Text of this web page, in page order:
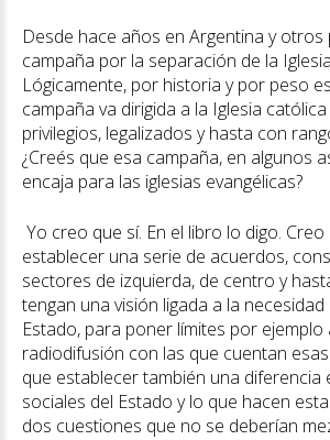
Desde hace años en Argentina y otros
campaña por la separación de la
Lógicamente, por historia y por peso
campaña va dirigida a la Iglesia
privilegios, legalizados y hasta con
¿Creés que esa campaña, en algunos
encaja para las iglesias evangélicas?
Yo creo que sí. En el libro lo digo.
establecer una serie de acuerdos,
sectores de izquierda, de centro y
tengan una visión ligada a la necesidad
Estado, para poner límites por ejemplo
radiodifusión con las que cuentan esas
que establecer también una diferencia
sociales del Estado y lo que hacen
dos cuestiones que no se deberían